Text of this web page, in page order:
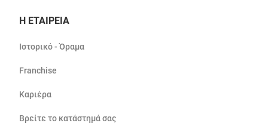
Η ΕΤΑΙΡΕΙΑ
Ιστορικό - Όραμα
Franchise
Καριέρα
Βρείτε το κατάστημά σας